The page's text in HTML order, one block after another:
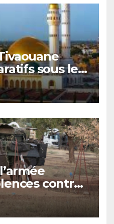
sous le
et du Tawhid.
contre
une attaque